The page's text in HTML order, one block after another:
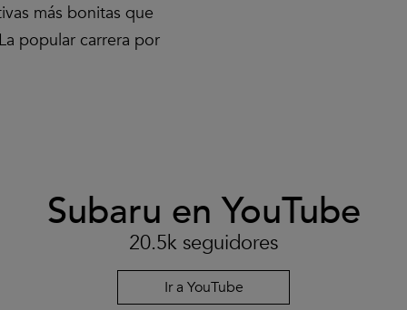
más bonitas que
popular carrera por
Subaru en YouTube
20.5k seguidores
Ir a YouTube
Clic
para
aceptar
las
cookies
y
reproducir